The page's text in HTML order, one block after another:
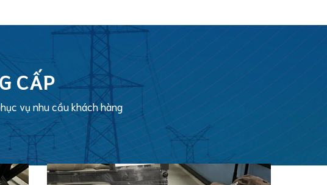
CẤP
vụ nhu cầu khách hàng